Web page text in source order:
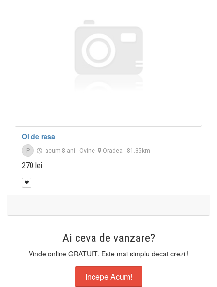
Oi de rasa
P acum 8 ani - Ovine- Oradea - 81.35km
270 lei
Ai ceva de vanzare?
Vinde online GRATUIT. Este mai simplu decat crezi !
Incepe Acum!